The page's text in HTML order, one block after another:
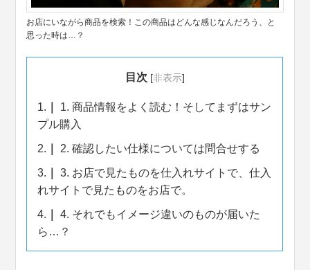
お店にいながら商品を検索！この商品はどんな感じなんだろう、と
思った時は…？
目次 [非表示]
1.
1. 商品情報をよく読む！そしてまずはサン
プル購入
2. 2. 確認したい仕様については問合せする
3.
3. お店で見たものを仕入れサイトで、仕入
れサイトで見たものをお店で。
4.
4. それでもイメージ違いのものが届いた
ら…？